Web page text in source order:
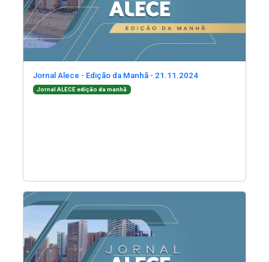
(Abre em nova janela)
Jornal Alece - Edição da Manhã - 21.11.2024(Abre em nova
Jornal ALECE edição da manhã
(Abre em nova janela)